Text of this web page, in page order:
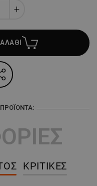
ΚΡΙΤΙΚΈΣ